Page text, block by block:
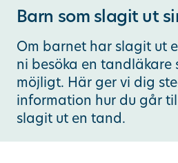
Ändra/avboka
Sök
Barn som slagit ut
Om barnet har slagit ut
ni besöka en tandläkare
möjligt. Här ger vi dig
information hur du går
slagit ut en tand.